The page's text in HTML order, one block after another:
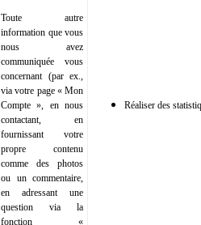
Toute autre
information que vous
nous avez
communiquée vous
concernant (par ex.,
via votre page « Mon
Compte », en nous
contactant, en
fournissant votre
propre contenu
comme des photos
ou un commentaire,
en adressant une
question via la
fonction «
Réaliser des